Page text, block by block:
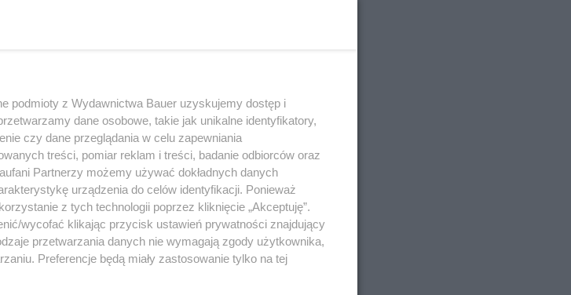
podmioty z Wydawnictwa Bauer uzyskujemy dostęp i
dane osobowe, takie jak unikalne identyfikatory,
czy dane przeglądania w celu zapewniania
treści, pomiar reklam i treści, badanie odbiorców oraz
Partnerzy możemy używać dokładnych danych
urządzenia do celów identyfikacji. Ponieważ
z tych technologii poprzez kliknięcie „Akceptuję”.
wycofać klikając przycisk ustawień prywatności znajdujący
przetwarzania danych nie wymagają zgody użytkownika,
Preferencje będą miały zastosowanie tylko na tej